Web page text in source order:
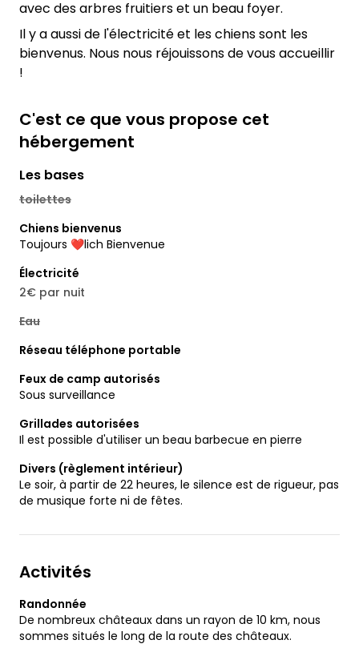
avec des arbres fruitiers et un beau foyer.
Il y a aussi de l'électricité et les chiens sont les
bienvenus. Nous nous réjouissons de vous accueillir
!
C'est ce que vous propose cet
hébergement
Les bases
toilettes
Chiens bienvenus
Toujours ❤️lich Bienvenue
Électricité
2€ par nuit
Eau
Réseau téléphone portable
Feux de camp autorisés
Sous surveillance
Grillades autorisées
Il est possible d'utiliser un beau barbecue en pierre
Divers (règlement intérieur)
Le soir, à partir de 22 heures, le silence est de rigueur, pas
de musique forte ni de fêtes.
Activités
Randonnée
De nombreux châteaux dans un rayon de 10 km, nous
sommes situés le long de la route des châteaux.